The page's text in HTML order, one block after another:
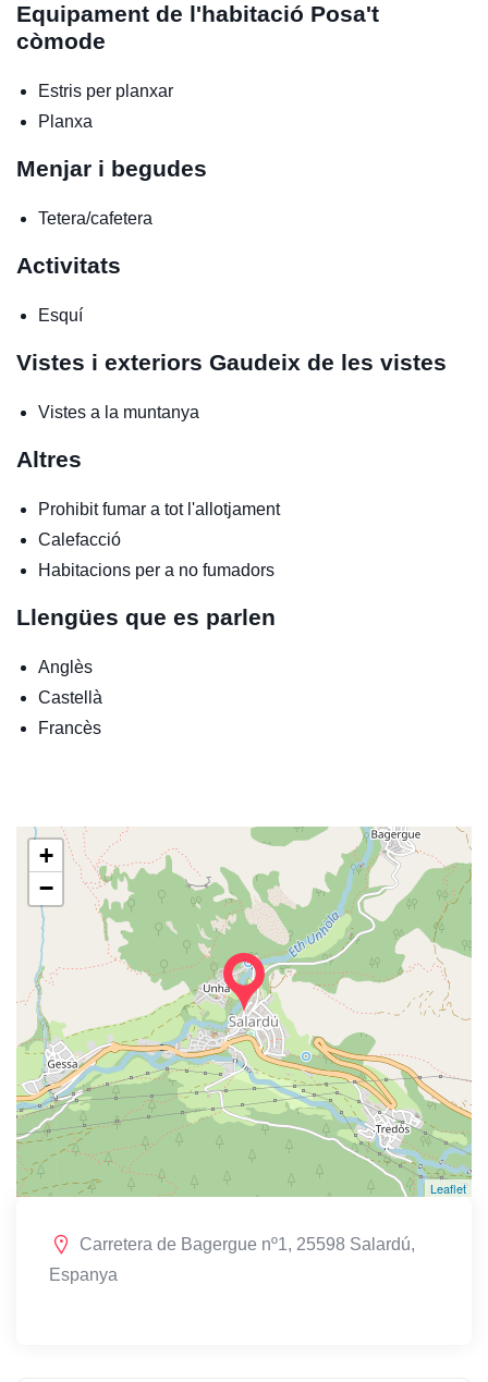
Equipament de l'habitació Posa't
còmode
Estris per planxar
Planxa
Menjar i begudes
Tetera/cafetera
Activitats
Esquí
Vistes i exteriors Gaudeix de les vistes
Vistes a la muntanya
Altres
Prohibit fumar a tot l'allotjament
Calefacció
Habitacions per a no fumadors
Llengües que es parlen
Anglès
Castellà
Francès
+
−
Leaflet
Carretera de Bagergue nº1, 25598 Salardú,
Espanya